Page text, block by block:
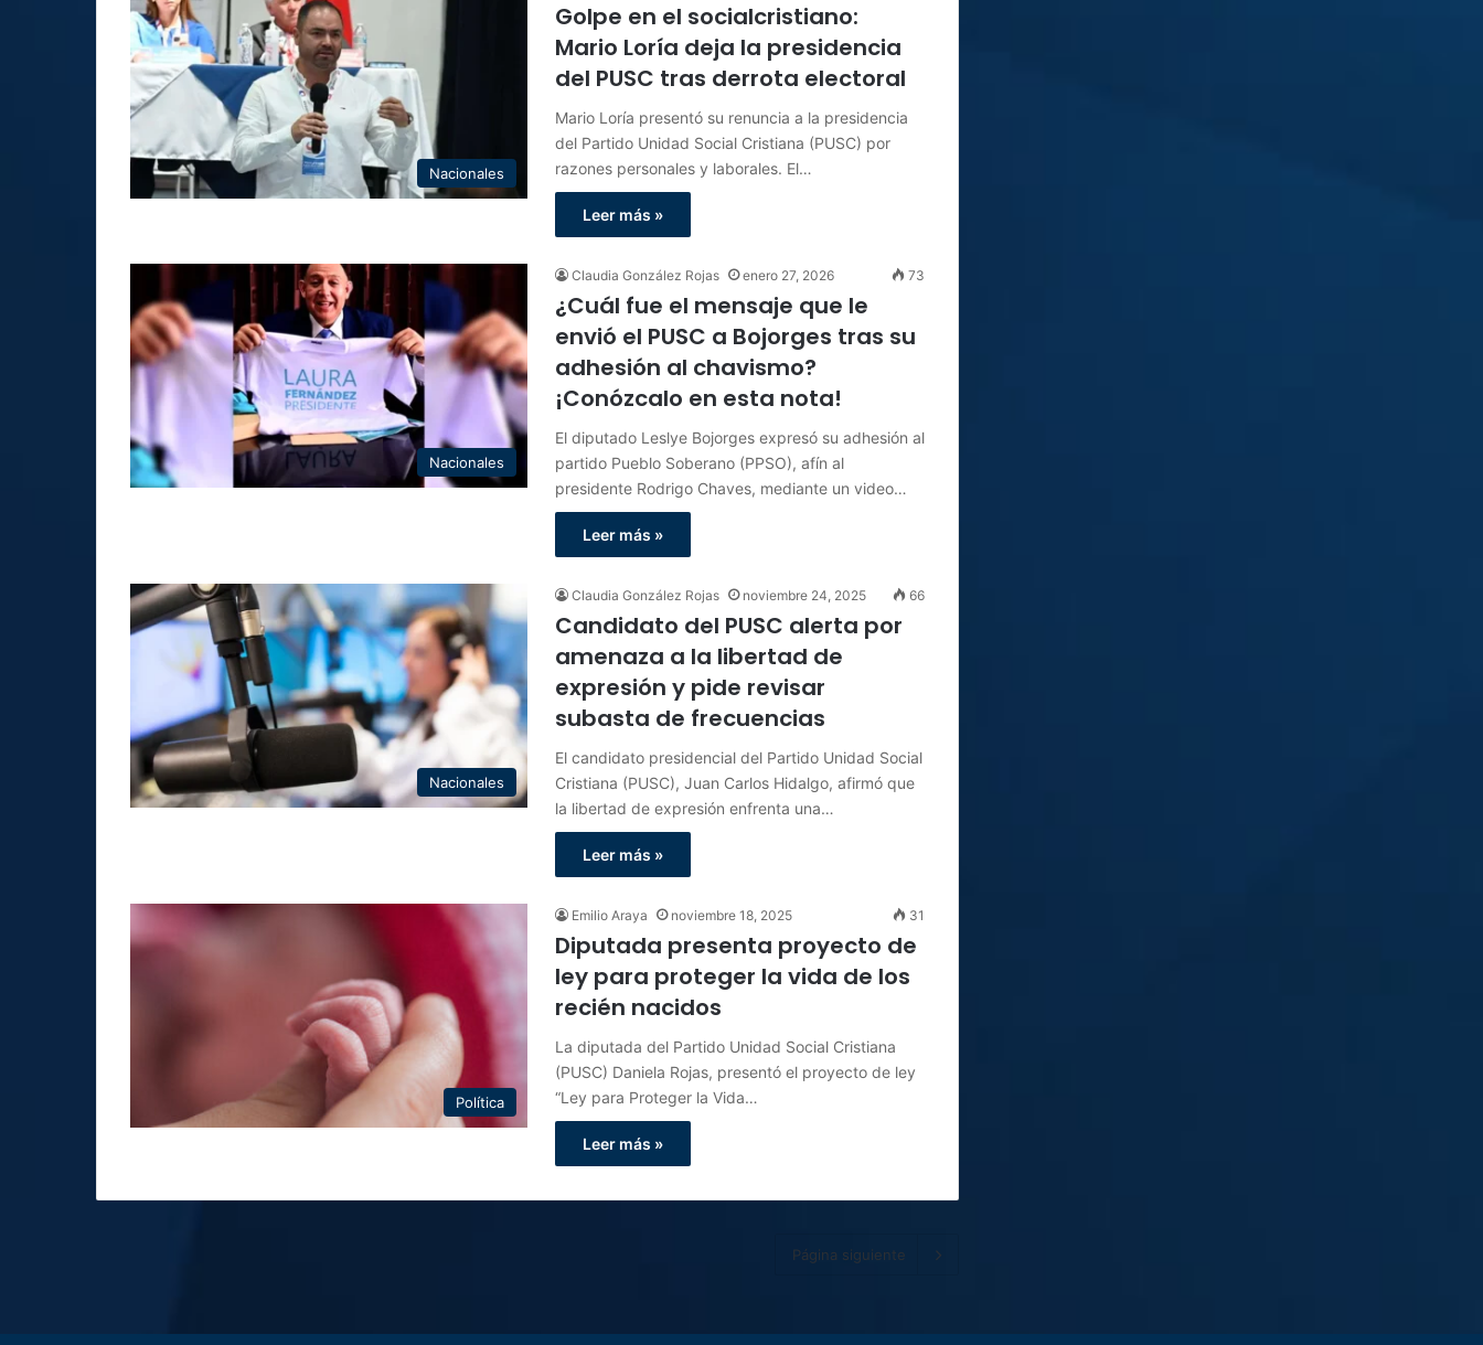
Nacionales
Golpe en el socialcristiano:
Mario Loría deja la presidencia
del PUSC tras derrota electoral
Mario Loría presentó su renuncia a la presidencia
del Partido Unidad Social Cristiana (PUSC) por
razones personales y laborales. El…
Leer más »
Nacionales
Claudia González Rojas enero 27, 2026 73
¿Cuál fue el mensaje que le
envió el PUSC a Bojorges tras su
adhesión al chavismo?
¡Conózcalo en esta nota!
El diputado Leslye Bojorges expresó su adhesión al
partido Pueblo Soberano (PPSO), afín al
presidente Rodrigo Chaves, mediante un video…
Leer más »
Nacionales
Claudia González Rojas noviembre 24, 2025 66
Candidato del PUSC alerta por
amenaza a la libertad de
expresión y pide revisar
subasta de frecuencias
El candidato presidencial del Partido Unidad Social
Cristiana (PUSC), Juan Carlos Hidalgo, afirmó que
la libertad de expresión enfrenta una…
Leer más »
Política
Emilio Araya noviembre 18, 2025 31
Diputada presenta proyecto de
ley para proteger la vida de los
recién nacidos
La diputada del Partido Unidad Social Cristiana
(PUSC) Daniela Rojas, presentó el proyecto de ley
“Ley para Proteger la Vida…
Leer más »
Página siguiente